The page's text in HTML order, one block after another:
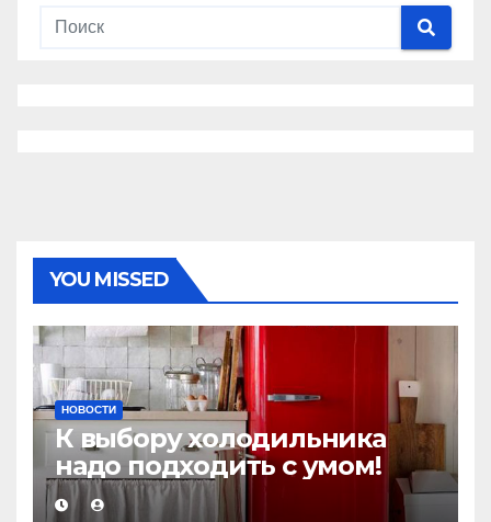
YOU MISSED
НОВОСТИ
К выбору холодильника
надо подходить с умом!